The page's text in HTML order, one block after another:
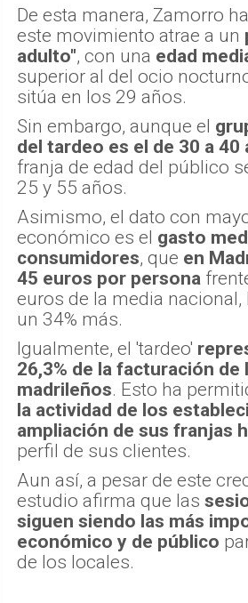
De esta manera, Zamorro
este movimiento atrae a un
adulto", con una edad
superior al del ocio
sitúa en los 29 años.
Sin embargo, aunque el
del tardeo es el de 30 a 40
franja de edad del público
25 y 55 años.
Asimismo, el dato con
económico es el gasto
consumidores, que en
45 euros por persona
euros de la media
un 34% más.
Igualmente, el 'tardeo'
26,3% de la facturación de
madrileños. Esto ha
la actividad de los
ampliación de sus franjas
perfil de sus clientes.
Aun así, a pesar de este
estudio afirma que las
siguen siendo las más
económico y de público
de los locales.